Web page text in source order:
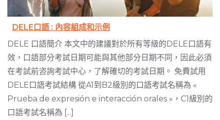
DELE口語 : 內容組成和示例
DELE 口語簡介 本文中的建議對於所有等級的DELE口語有
效，口語部分考試日期可能與其他部分日期不同，因此必須
在考試前咨詢考試中心，了解確切的考試日期。 免費試用
DELE口語考試結構 從A1到B2級別的口語考試名稱為 «
Prueba de expresión e interacción orales »，C1級別的
口語考試名稱為 [...]